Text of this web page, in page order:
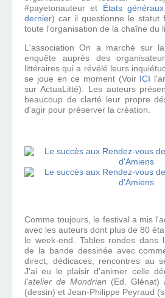
#payetonauteur et États
dernier) car il questionne le statut
toute l'organisation de la chaîne du
L'association On a marché sur
enquête auprès des
littéraires qui a révélé leurs
se joue en ce moment (Voir ICI
sur ActuaLitté). Les auteurs
beaucoup de clarté leur propre
d'agir pour préserver la création.
Comme toujours, le festival a mis
avec les auteurs dont plus de 80
le week-end. Tables rondes dans
de la bande dessinée avec
direct, dédicaces, rencontres au
J'ai eu le plaisir d'animer celle
l'atelier de Mondrian (Ed. Glénat)
(dessin) et Jean-Philippe Peyraud